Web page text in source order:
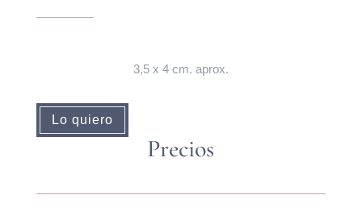
3,5 x 4 cm. aprox.
Lo quiero
Precios